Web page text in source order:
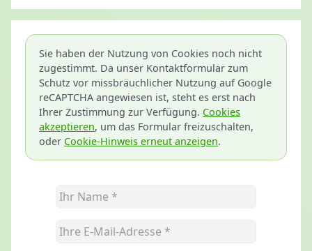
Sie haben der Nutzung von Cookies noch nicht
zugestimmt. Da unser Kontaktformular zum
Schutz vor missbräuchlicher Nutzung auf Google
reCAPTCHA angewiesen ist, steht es erst nach
Ihrer Zustimmung zur Verfügung. Cookies
akzeptieren, um das Formular freizuschalten,
oder Cookie-Hinweis erneut anzeigen.